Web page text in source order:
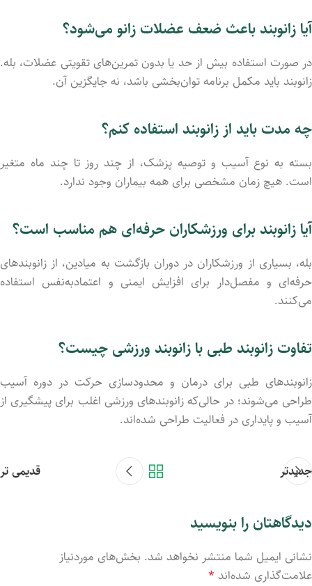
آیازانوبند باعث ضعف عضلات زانو می‌شود؟
در صورت استفاده بیش ازحد یا بدونتمرین‌هایتقویتی عضلات، بله.
زانوبند باید مکمل برنامهتوان‌بخشی باشد، نهجایگزین آن.
چه مدت باید اززانوبند استفاده کنم؟
بسته به نوعآسیب وتوصیه پزشک، از چند روزتاچند ماه متغیر
است. هیچ زمان مشخصی برای همه بیماران وجود ندارد.
آیازانوبند برای ورزشکاران حرفه‌ای هم مناسب است؟
بله، بسیاری از ورزشکاران در دوران بازگشت به میادین، از زانوبندهای
حرفه‌ای و مفصل‌دار برای افزایش ایمنی و اعتمادبه‌نفس استفاده
می‌کنند.
تفاوت زانوبند طبی بازانوبند ورزشی چیست؟
زانوبندهای طبی برای درمان و محدودسازی حرکت در دوره آسیب
طراحی می‌شوند؛در حالی‌کهزانوبندهای ورزشی اغلب برای پیشگیری از
آسیب و پایداری در فعالیت طراحی شده‌اند.
جدیدتر قدیمی تر
دیدگاهتان را بنویسید
نشانی ایمیل شما منتشر نخواهد شد. بخش‌های موردنیاز
علامت‌گذاری شده‌اند *